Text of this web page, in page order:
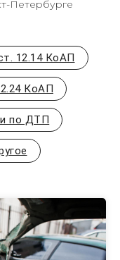
Петербурге
12.14 КоАП
КоАП
по ДТП